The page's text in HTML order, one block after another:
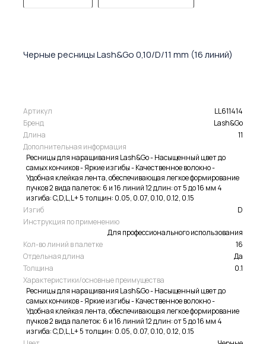
Черные ресницы Lash&Go 0,10/D/11 mm (16 линий)
Артикул
LL611414
Бренд
Lash&Go
Длина
11
Дополнительная информация
Ресницы для наращивания Lash&Go - Насыщенный цвет до
самых кончиков - Яркие изгибы - Качественное волокно -
Удобная клейкая лента, обеспечивающая легкое формирование
пучков 2 вида палеток: 6 и 16 линий 12 длин: от 5 до 16 мм 4
изгиба: C,D,L,L+ 5 толщин: 0.05, 0.07, 0.10, 0.12, 0.15
Изгиб
D
Инструкция по применению
Для профессионального использования
Кол-во линий в палетке
16
Отдельная длина
Да
Толщина
0.1
Характеристики/основные преимущества
Ресницы для наращивания Lash&Go - Насыщенный цвет до
самых кончиков - Яркие изгибы - Качественное волокно -
Удобная клейкая лента, обеспечивающая легкое формирование
пучков 2 вида палеток: 6 и 16 линий 12 длин: от 5 до 16 мм 4
изгиба: C,D,L,L+ 5 толщин: 0.05, 0.07, 0.10, 0.12, 0.15